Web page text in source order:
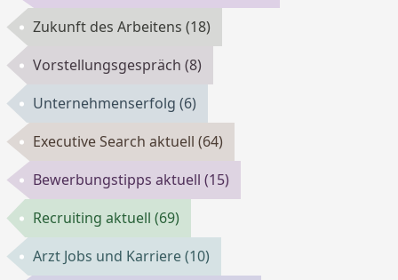
Zukunft des Arbeitens(18)
Vorstellungsgespräch(8)
Unternehmenserfolg(6)
Executive Search aktuell(64)
Bewerbungstipps aktuell(15)
Recruiting aktuell(69)
Arzt Jobs und Karriere(10)